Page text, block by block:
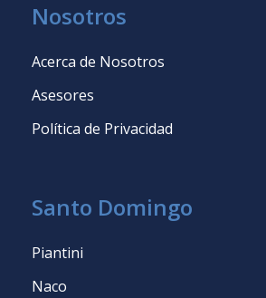
Nosotros
Acerca de Nosotros
Asesores
Política de Privacidad
Santo Domingo
Piantini
Naco